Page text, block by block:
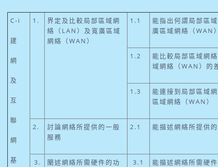
C-i
建
網
及
互
聯
網
基
1.
界定及比較局部區域網
絡（LAN）及寬廣區域
網絡（WAN）
1.1
能指出何謂局部區
廣區域網絡（WAN
1.2
能比較局部區域網
域網絡（WAN）的
1.3
能連接到局部區域
區域網絡（WAN）
2.
討論網絡所提供的一般
服務
2.1 能描述網絡所提供
3.
闡述網絡所需硬件的功
3.1
能描述網絡所需硬